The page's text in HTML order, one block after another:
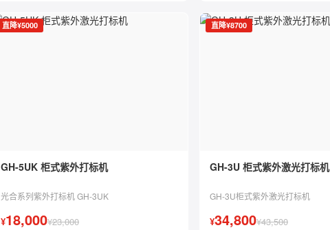
直降¥5000
GH-5UK 柜式紫外打标机
光合系列紫外打标机 GH-3UK
¥18,000¥23,000
直降¥8700
GH-3U 柜式紫外激光打标机
GH-3U柜式紫外激光打标机
¥34,800¥43,500